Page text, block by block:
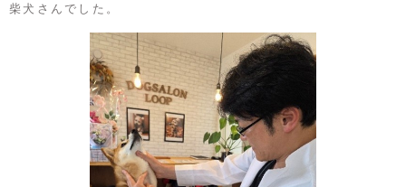
柴犬さんでした。